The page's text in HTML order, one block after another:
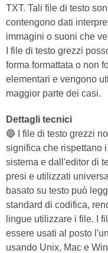
TXT. Tali file di testo
contengono dati
immagini o suoni che
I file di testo grezzi
forma formattata o non
elementari e vengono
maggior parte dei casi.
Dettagli tecnici
🔵 I file di testo grezzi
significa che rispettano
sistema e dall'editor di
presi e utilizzati
basato su testo può
standard di codifica,
lingue utilizzare i file. I
essere usati al posto
usando Unix, Mac e